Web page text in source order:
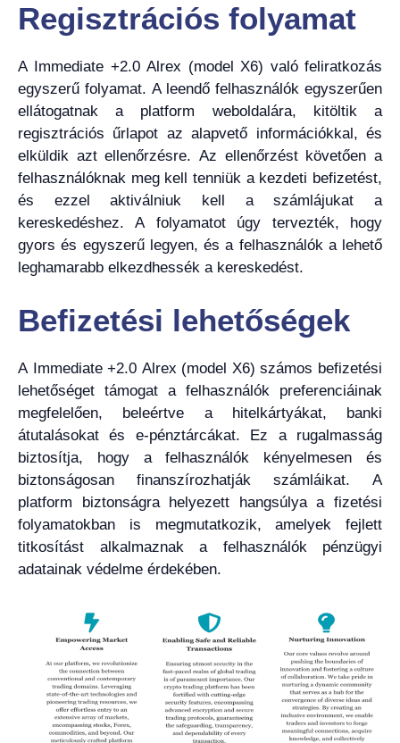
Regisztrációs folyamat
A Immediate +2.0 Alrex (model X6) való feliratkozás
egyszerű folyamat. A leendő felhasználók egyszerűen
ellátogatnak a platform weboldalára, kitöltik a
regisztrációs űrlapot az alapvető információkkal, és
elküldik azt ellenőrzésre. Az ellenőrzést követően a
felhasználóknak meg kell tenniük a kezdeti befizetést,
és ezzel aktiválniuk kell a számlájukat a
kereskedéshez. A folyamatot úgy tervezték, hogy
gyors és egyszerű legyen, és a felhasználók a lehető
leghamarabb elkezdhessék a kereskedést.
Befizetési lehetőségek
A Immediate +2.0 Alrex (model X6) számos befizetési
lehetőséget támogat a felhasználók preferenciáinak
megfelelően, beleértve a hitelkártyákat, banki
átutalásokat és e-pénztárcákat. Ez a rugalmasság
biztosítja, hogy a felhasználók kényelmesen és
biztonságosan finanszírozhatják számláikat. A
platform biztonságra helyezett hangsúlya a fizetési
folyamatokban is megmutatkozik, amelyek fejlett
titkosítást alkalmaznak a felhasználók pénzügyi
adatainak védelme érdekében.